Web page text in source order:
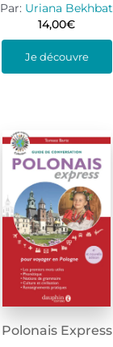
Par: Uriana Bekhbat
14,00€
Je découvre
Polonais Express